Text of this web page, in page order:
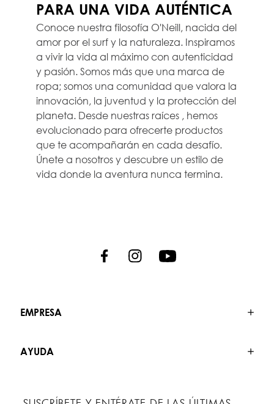
PARA UNA VIDA AUTÉNTICA
Conoce nuestra filosofía O'Neill, nacida del
amor por el surf y la naturaleza. Inspiramos
a vivir la vida al máximo con autenticidad
y pasión. Somos más que una marca de
ropa; somos una comunidad que valora la
innovación, la juventud y la protección del
planeta. Desde nuestras raíces , hemos
evolucionado para ofrecerte productos
que te acompañarán en cada desafío.
Únete a nosotros y descubre un estilo de
vida donde la aventura nunca termina.
EMPRESA
AYUDA